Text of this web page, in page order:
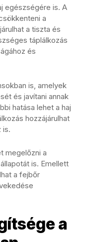
egészségére is. A
a
a tiszta és
táplálkozás
és
is, amelyek
és javítani annak
hatása lehet a haj
hozzájárulhat
is.
megelőzni a
is. Emellett
a fejbőr
a